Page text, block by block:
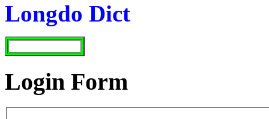
Longdo Dict
Login Form